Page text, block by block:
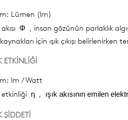
Lümen (lm)
Φ , insan gözünün parlaklık
kaynakları için ışık çıkışı
ETKİNLİĞİ
lm / Watt
etkinliği η , ışık akısının emilen
ŞİDDETİ